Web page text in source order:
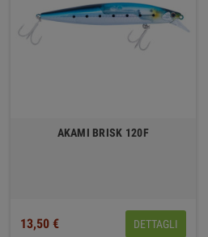
AKAMI BRISK 120F
13,50 € DETTAGLI